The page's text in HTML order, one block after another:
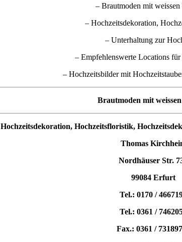
– Brautmoden mit weissen
– Hochzeitsdekoration,
– Unterhaltung zur
– Empfehlenswerte Locations
– Hochzeitsbilder mit
Brautmoden mit
Hochzeitsdekoration, Hochzeitsfloristik,
Thomas
Nordhäuser Str.
99084 Erfurt
Tel.: 0170 /
Tel.: 0361 /
Fax.: 0361 /